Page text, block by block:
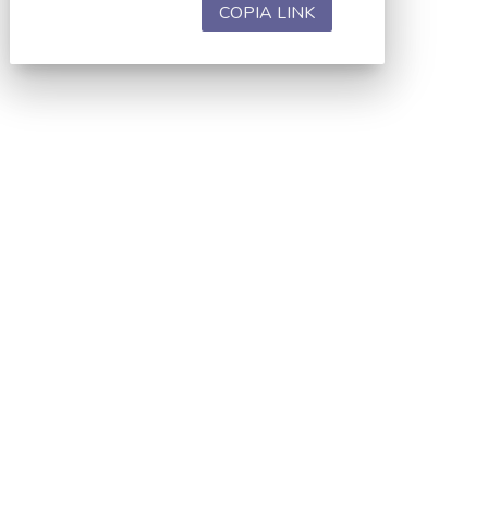
COPIA LINK